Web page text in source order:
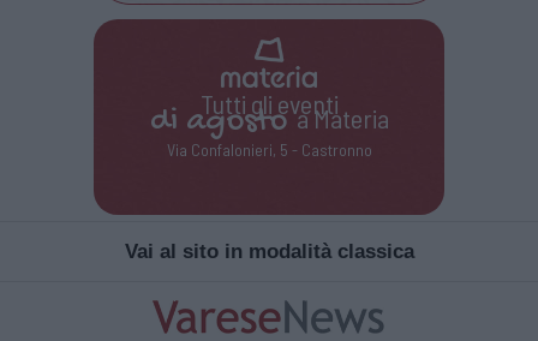
Tutti gli eventi
di agostoa Materia
Via Confalonieri, 5 - Castronno
Vai al sito in modalità classica